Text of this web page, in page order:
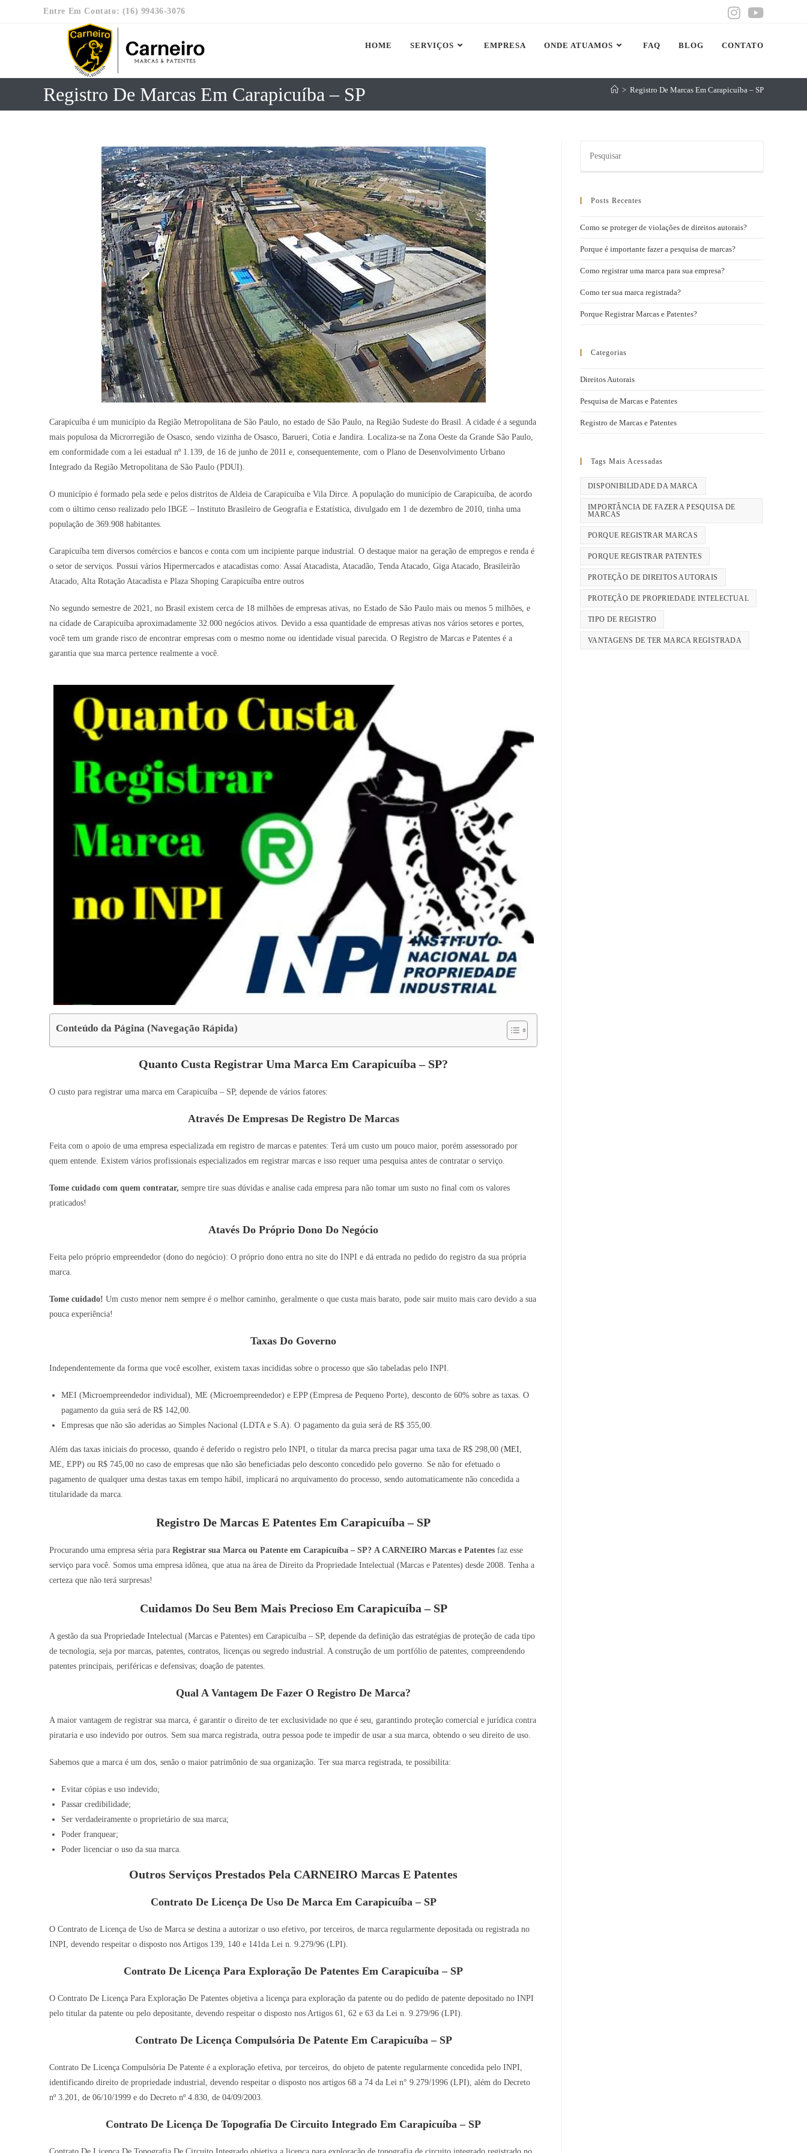
Entre Em Contato: (16) 99436-3076
HOME SERVIÇOS EMPRESA ONDE ATUAMOS FAQ BLOG CONTATO
Registro De Marcas Em Carapicuíba – SP > Registro De Marcas Em Carapicuíba – SP
Carapicuíba é um município da Região Metropolitana de São Paulo, no estado de São Paulo, na Região Sudeste do Brasil. A cidade é a segunda
mais populosa da Microrregião de Osasco, sendo vizinha de Osasco, Barueri, Cotia e Jandira. Localiza-se na Zona Oeste da Grande São Paulo,
em conformidade com a lei estadual nº 1.139, de 16 de junho de 2011 e, consequentemente, com o Plano de Desenvolvimento Urbano
Integrado da Região Metropolitana de São Paulo (PDUI).
O município é formado pela sede e pelos distritos de Aldeia de Carapicuíba e Vila Dirce. A população do município de Carapicuíba, de acordo
com o último censo realizado pelo IBGE – Instituto Brasileiro de Geografia e Estatística, divulgado em 1 de dezembro de 2010, tinha uma
população de 369.908 habitantes.
Carapicuíba tem diversos comércios e bancos e conta com um incipiente parque industrial. O destaque maior na geração de empregos e renda é
o setor de serviços. Possui vários Hipermercados e atacadistas como: Assaí Atacadista, Atacadão, Tenda Atacado, Giga Atacado, Brasileirão
Atacado, Alta Rotação Atacadista e Plaza Shoping Carapicuíba entre outros
No segundo semestre de 2021, no Brasil existem cerca de 18 milhões de empresas ativas, no Estado de São Paulo mais ou menos 5 milhões, e
na cidade de Carapicuíba aproximadamente 32.000 negócios ativos. Devido a essa quantidade de empresas ativas nos vários setores e portes,
você tem um grande risco de encontrar empresas com o mesmo nome ou identidade visual parecida. O Registro de Marcas e Patentes é a
garantia que sua marca pertence realmente a você.
Conteúdo da Página (Navegação Rápida)
Quanto Custa Registrar Uma Marca Em Carapicuíba – SP?
O custo para registrar uma marca em Carapicuíba – SP, depende de vários fatores:
Através De Empresas De Registro De Marcas
Feita com o apoio de uma empresa especializada em registro de marcas e patentes: Terá um custo um pouco maior, porém assessorado por
quem entende. Existem vários profissionais especializados em registrar marcas e isso requer uma pesquisa antes de contratar o serviço.
Tome cuidado com quem contratar, sempre tire suas dúvidas e analise cada empresa para não tomar um susto no final com os valores
praticados!
Atavés Do Próprio Dono Do Negócio
Feita pelo próprio empreendedor (dono do negócio): O próprio dono entra no site do INPI e dá entrada no pedido do registro da sua própria
marca.
Tome cuidado! Um custo menor nem sempre é o melhor caminho, geralmente o que custa mais barato, pode sair muito mais caro devido a sua
pouca experiência!
Taxas Do Governo
Independentemente da forma que você escolher, existem taxas incididas sobre o processo que são tabeladas pelo INPI.
MEI (Microempreendedor individual), ME (Microempreendedor) e EPP (Empresa de Pequeno Porte), desconto de 60% sobre as taxas. O
pagamento da guia será de R$ 142,00.
Empresas que não são aderidas ao Simples Nacional (LDTA e S.A). O pagamento da guia será de R$ 355,00.
Além das taxas iniciais do processo, quando é deferido o registro pelo INPI, o titular da marca precisa pagar uma taxa de R$ 298,00 (MEI
ME, EPP) ou R$ 745,00 no caso de empresas que não são beneficiadas pelo desconto concedido pelo governo. Se não for efetuado o
pagamento de qualquer uma destas taxas em tempo hábil, implicará no arquivamento do processo, sendo automaticamente não concedida a
titularidade da marca.
Registro De Marcas E Patentes Em Carapicuíba – SP
Procurando uma empresa séria para Registrar sua Marca ou Patente em Carapicuíba – SP? A CARNEIRO Marcas e Patentes faz esse
serviço para você. Somos uma empresa idônea, que atua na área de Direito da Propriedade Intelectual (Marcas e Patentes) desde 2008. Tenha a
certeza que não terá surpresas!
Cuidamos Do Seu Bem Mais Precioso Em Carapicuíba – SP
A gestão da sua Propriedade Intelectual (Marcas e Patentes) em Carapicuíba – SP, depende da definição das estratégias de proteção de cada tipo
de tecnologia, seja por marcas, patentes, contratos, licenças ou segredo industrial. A construção de um portfólio de patentes, compreendendo
patentes principais, periféricas e defensivas; doação de patentes.
Qual A Vantagem De Fazer O Registro De Marca?
A maior vantagem de registrar sua marca, é garantir o direito de ter exclusividade no que é seu, garantindo proteção comercial e jurídica contra
pirataria e uso indevido por outros. Sem sua marca registrada, outra pessoa pode te impedir de usar a sua marca, obtendo o seu direito de uso.
Sabemos que a marca é um dos, senão o maior patrimônio de sua organização. Ter sua marca registrada, te possibilita:
Evitar cópias e uso indevido;
Passar credibilidade;
Ser verdadeiramente o proprietário de sua marca;
Poder franquear;
Poder licenciar o uso da sua marca.
Outros Serviços Prestados Pela CARNEIRO Marcas E Patentes
Contrato De Licença De Uso De Marca Em Carapicuíba – SP
O Contrato de Licença de Uso de Marca se destina a autorizar o uso efetivo, por terceiros, de marca regularmente depositada ou registrada no
INPI, devendo respeitar o disposto nos Artigos 139, 140 e 141da Lei n. 9.279/96 (LPI).
Contrato De Licença Para Exploração De Patentes Em Carapicuíba – SP
O Contrato De Licença Para Exploração De Patentes objetiva a licença para exploração da patente ou do pedido de patente depositado no INPI
pelo titular da patente ou pelo depositante, devendo respeitar o disposto nos Artigos 61, 62 e 63 da Lei n. 9.279/96 (LPI).
Contrato De Licença Compulsória De Patente Em Carapicuíba – SP
Contrato De Licença Compulsória De Patente é a exploração efetiva, por terceiros, do objeto de patente regularmente concedida pelo INPI,
identificando direito de propriedade industrial, devendo respeitar o disposto nos artigos 68 a 74 da Lei n° 9.279/1996 (LPI), além do Decreto
nº 3.201, de 06/10/1999 e do Decreto nº 4.830, de 04/09/2003.
Contrato De Licença De Topografia De Circuito Integrado Em Carapicuíba – SP
Contrato De Licença De Topografia De Circuito Integrado objetiva a licença para exploração de topografia de circuito integrado registrado no
Posts Recentes
Como se proteger de violações de direitos autorais?
Porque é importante fazer a pesquisa de marcas?
Como registrar uma marca para sua empresa?
Como ter sua marca registrada?
Porque Registrar Marcas e Patentes?
Categorias
Direitos Autorais
Pesquisa de Marcas e Patentes
Registro de Marcas e Patentes
Tags Mais Acessadas
DISPONIBILIDADE DA MARCA
IMPORTÂNCIA DE FAZER A PESQUISA DE
MARCAS
PORQUE REGISTRAR MARCAS
PORQUE REGISTRAR PATENTES
PROTEÇÃO DE DIREITOS AUTORAIS
PROTEÇÃO DE PROPRIEDADE INTELECTUAL
TIPO DE REGISTRO
VANTAGENS DE TER MARCA REGISTRADA